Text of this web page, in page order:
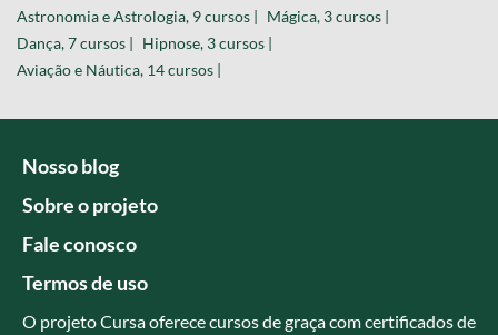
Astronomia e Astrologia, 9 cursos | Mágica, 3 cursos |
Dança, 7 cursos | Hipnose, 3 cursos |
Aviação e Náutica, 14 cursos |
Nosso blog
Sobre o projeto
Fale conosco
Termos de uso
O projeto Cursa oferece cursos de graça com certificados de